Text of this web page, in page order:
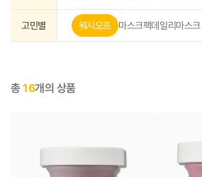
고민별 워시오프 마스크팩데일리마스크
총16개의 상품